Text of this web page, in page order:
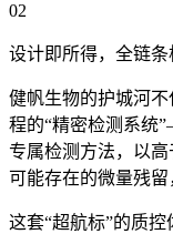
02
设计即所得，全链
健帆生物的护城河
程的“精密检测系统
专属检测方法，以
可能存在的微量残留
这套“超航标”的质